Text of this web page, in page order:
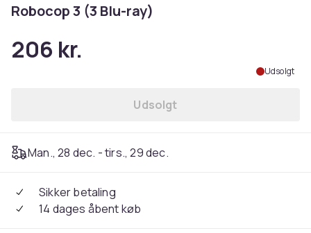
Robocop 3 (3 Blu-ray)
206 kr.
Udsolgt
Udsolgt
Man., 28 dec. - tirs., 29 dec.
Sikker betaling
14 dages åbent køb